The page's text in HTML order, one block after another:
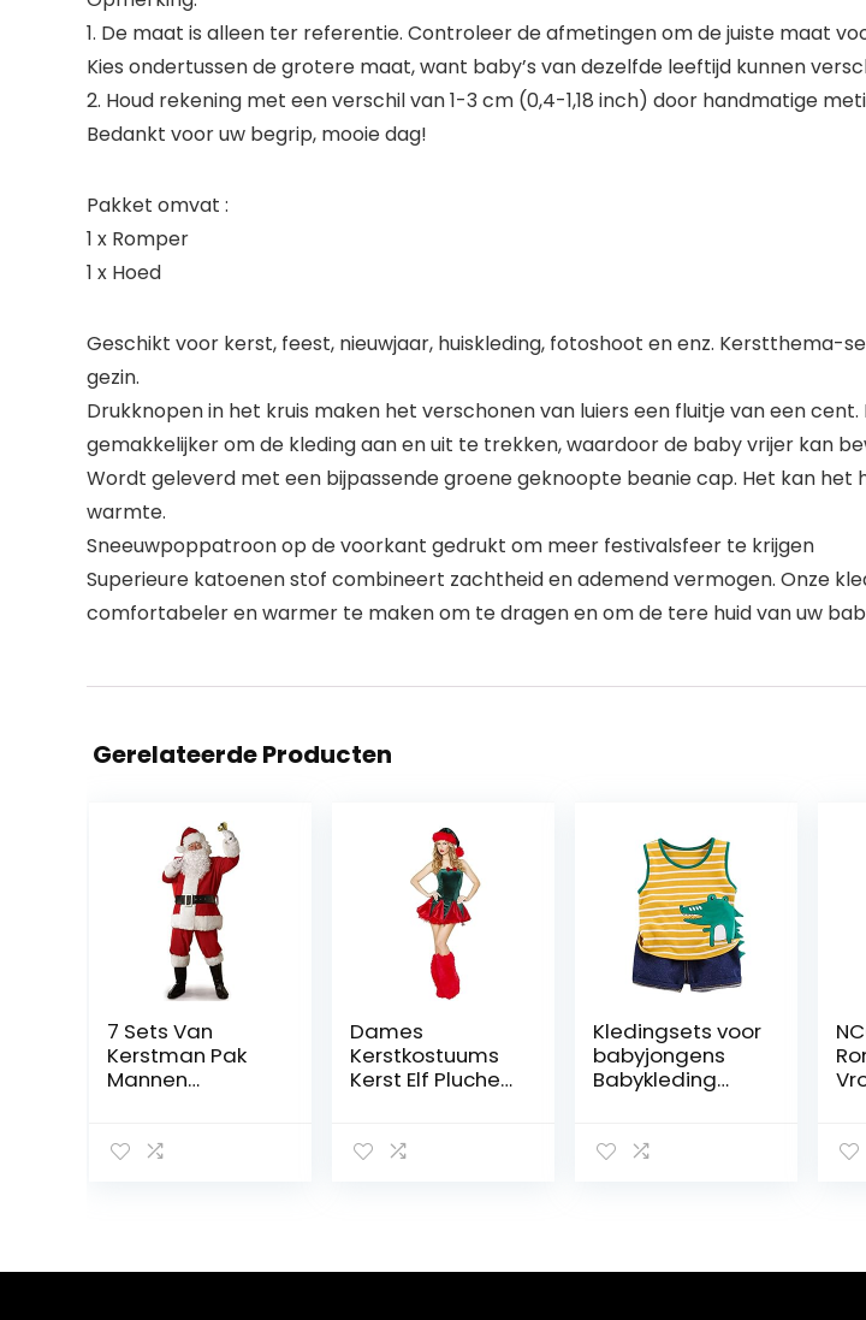
1. De maat is alleen ter referentie. Controleer de afmetingen om de juiste maat
Kies ondertussen de grotere maat, want baby’s van dezelfde leeftijd kunnen
2. Houd rekening met een verschil van 1-3 cm (0,4-1,18 inch) door handmatige
Bedankt voor uw begrip, mooie dag!
Pakket omvat :
1 x Romper
1 x Hoed
Geschikt voor kerst, feest, nieuwjaar, huiskleding, fotoshoot en enz.
gezin.
Drukknopen in het kruis maken het verschonen van luiers een fluitje van een
gemakkelijker om de kleding aan en uit te trekken, waardoor de baby vrijer kan
Wordt geleverd met een bijpassende groene geknoopte beanie cap. Het kan
warmte.
Sneeuwpoppatroon op de voorkant gedrukt om meer festivalsfeer te krijgen
Superieure katoenen stof combineert zachtheid en ademend vermogen. Onze
comfortabeler en warmer te maken om te dragen en om de tere huid van uw
Gerelateerde Producten
7 Sets Van
Kerstman Pak
Mannen
Kerstvakantie
Dames
Kerstkostuums
Kerst Elf Pluche
Uniformen
Kledingsets voor
babyjongens
Babykleding
Casual 2-delige